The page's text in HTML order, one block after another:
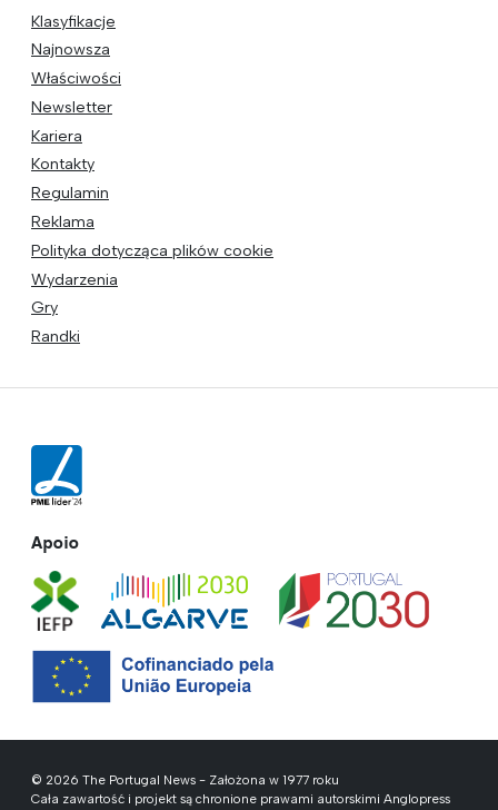
Klasyfikacje
Najnowsza
Właściwości
Newsletter
Kariera
Kontakty
Regulamin
Reklama
Polityka dotycząca plików cookie
Wydarzenia
Gry
Randki
Apoio
© 2026 The Portugal News - Założona w 1977 roku
Cała zawartość i projekt są chronione prawami autorskimi Anglopress